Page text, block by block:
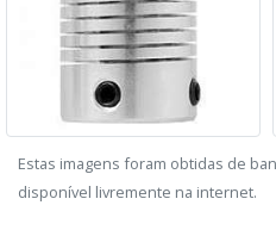
Estas imagens foram obtidas de
disponível livremente na internet.